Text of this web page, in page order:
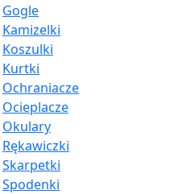
Gogle
Kamizelki
Koszulki
Kurtki
Ochraniacze
Ocieplacze
Okulary
Rękawiczki
Skarpetki
Spodenki